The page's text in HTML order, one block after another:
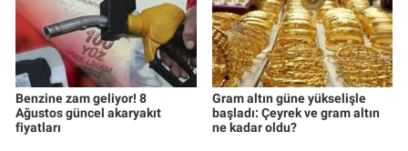
Benzine zam geliyor! 8
Ağustos güncel akaryakıt
fiyatları
Gram altın güne yükselişle
başladı: Çeyrek ve gram altın
ne kadar oldu?